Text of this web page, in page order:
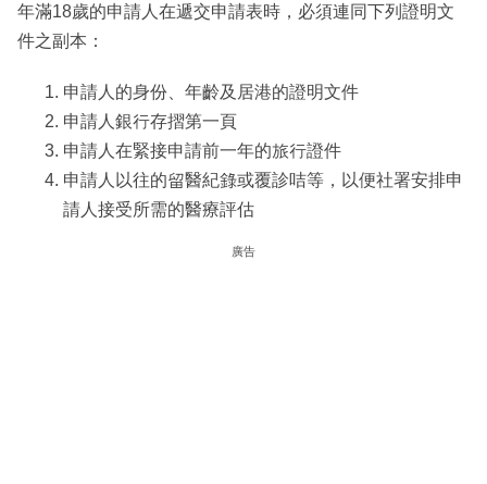
年滿18歲的申請人在遞交申請表時，必須連同下列證明文
件之副本：
申請人的身份、年齡及居港的證明文件
申請人銀行存摺第一頁
申請人在緊接申請前一年的旅行證件
申請人以往的留醫紀錄或覆診咭等，以便社署安排申
請人接受所需的醫療評估
廣告